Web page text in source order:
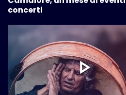
concerti